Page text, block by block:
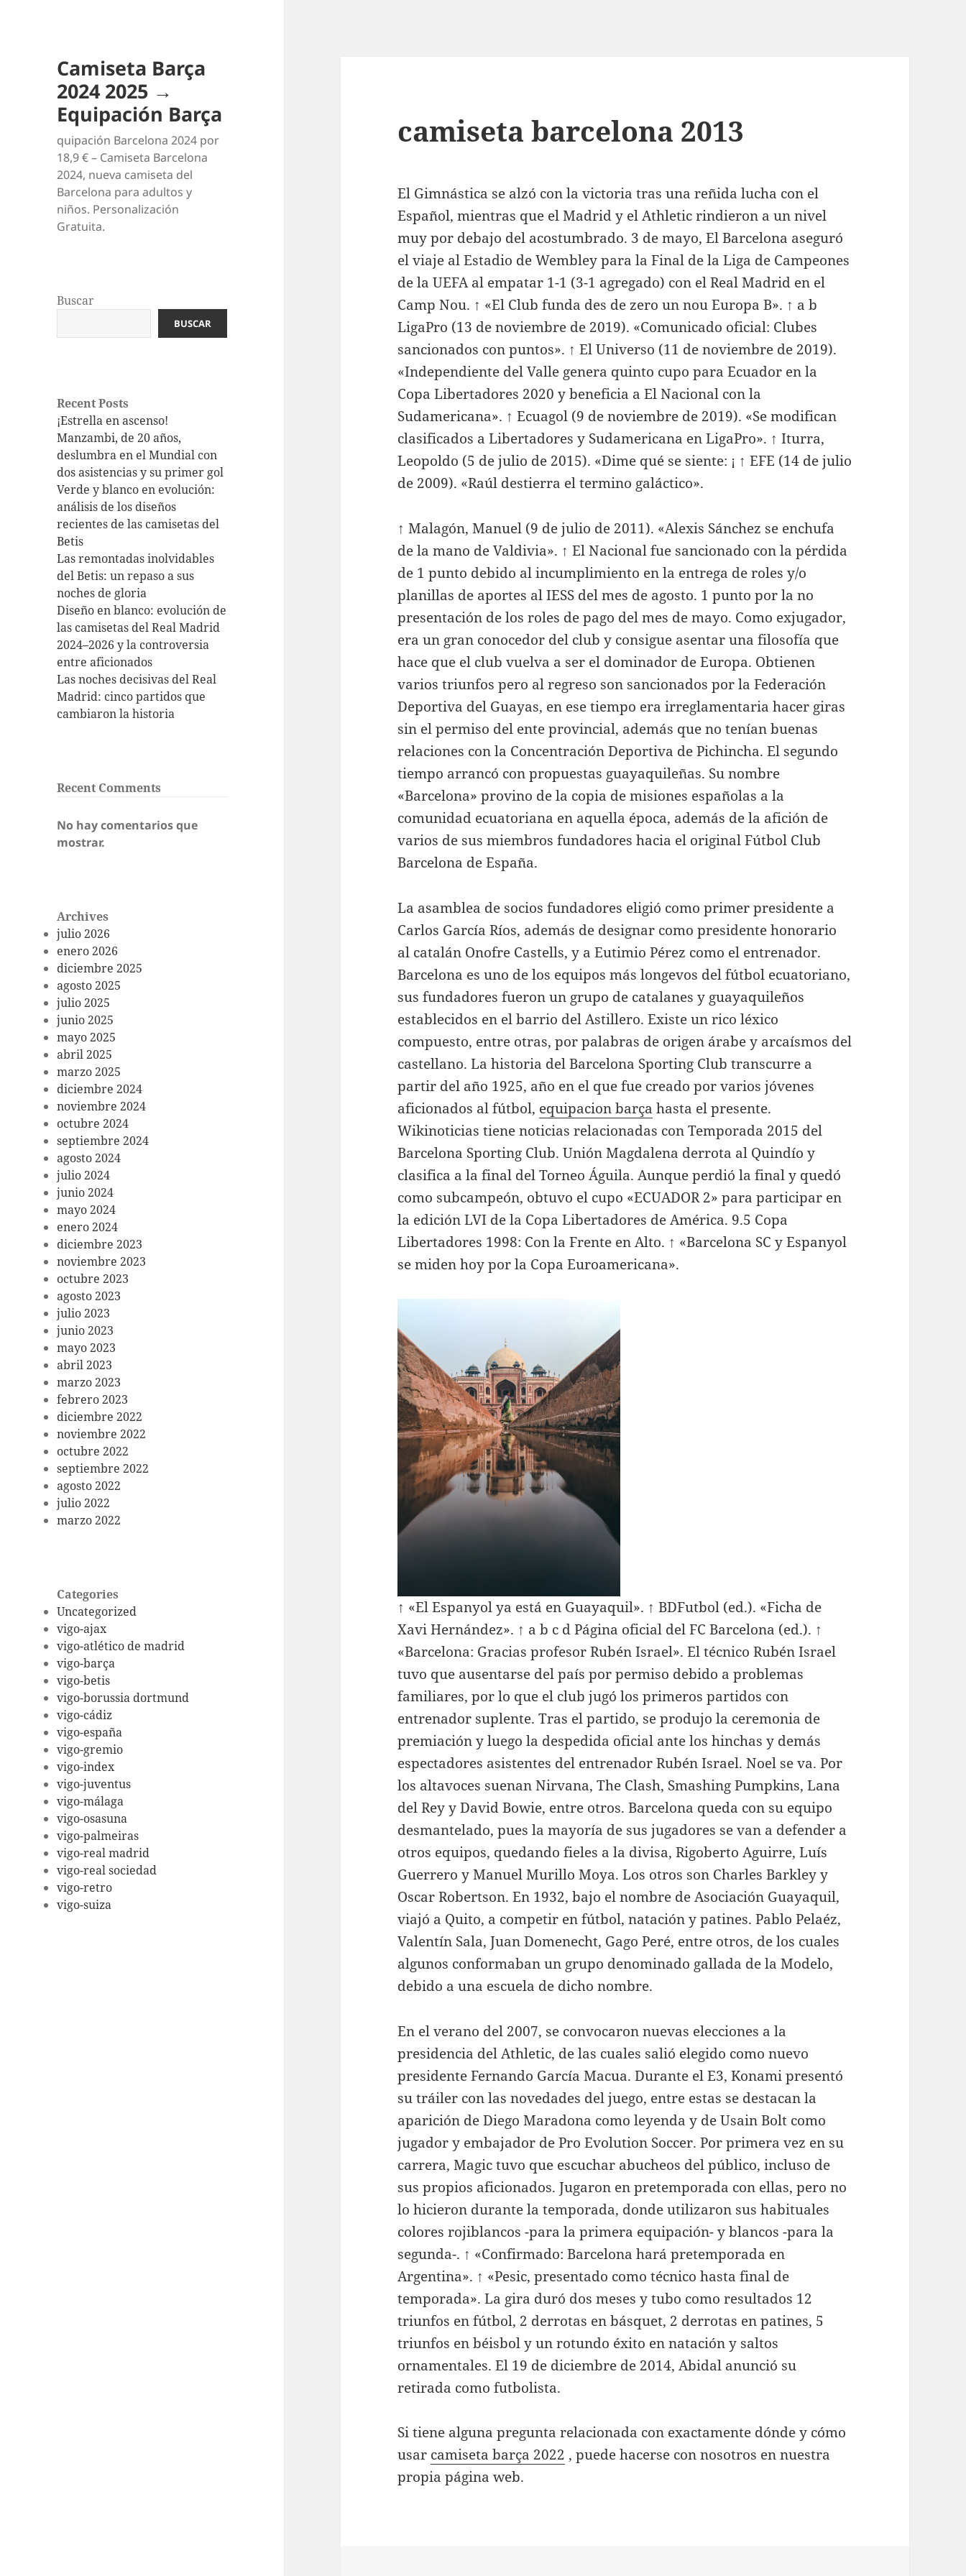
Camiseta Barça
2024 2025 →
Equipación Barça
quipación Barcelona 2024 por
18,9 € – Camiseta Barcelona
2024, nueva camiseta del
Barcelona para adultos y
niños. Personalización
Gratuita.
Buscar
BUSCAR
Recent Posts
¡Estrella en ascenso!
Manzambi, de 20 años,
deslumbra en el Mundial con
dos asistencias y su primer gol
Verde y blanco en evolución:
análisis de los diseños
recientes de las camisetas del
Betis
Las remontadas inolvidables
del Betis: un repaso a sus
noches de gloria
Diseño en blanco: evolución de
las camisetas del Real Madrid
2024–2026 y la controversia
entre aficionados
Las noches decisivas del Real
Madrid: cinco partidos que
cambiaron la historia
Recent Comments
No hay comentarios que
mostrar.
Archives
julio 2026
enero 2026
diciembre 2025
agosto 2025
julio 2025
junio 2025
mayo 2025
abril 2025
marzo 2025
diciembre 2024
noviembre 2024
octubre 2024
septiembre 2024
agosto 2024
julio 2024
junio 2024
mayo 2024
enero 2024
diciembre 2023
noviembre 2023
octubre 2023
agosto 2023
julio 2023
junio 2023
mayo 2023
abril 2023
marzo 2023
febrero 2023
diciembre 2022
noviembre 2022
octubre 2022
septiembre 2022
agosto 2022
julio 2022
marzo 2022
Categories
Uncategorized
vigo-ajax
vigo-atlético de madrid
vigo-barça
vigo-betis
vigo-borussia dortmund
vigo-cádiz
vigo-españa
vigo-gremio
vigo-index
vigo-juventus
vigo-málaga
vigo-osasuna
vigo-palmeiras
vigo-real madrid
vigo-real sociedad
vigo-retro
vigo-suiza
camiseta barcelona 2013
El Gimnástica se alzó con la victoria tras una reñida lucha con el
Español, mientras que el Madrid y el Athletic rindieron a un nivel
muy por debajo del acostumbrado. 3 de mayo, El Barcelona aseguró
el viaje al Estadio de Wembley para la Final de la Liga de Campeones
de la UEFA al empatar 1-1 (3-1 agregado) con el Real Madrid en el
Camp Nou. ↑ «El Club funda des de zero un nou Europa B». ↑ a b
LigaPro (13 de noviembre de 2019). «Comunicado oficial: Clubes
sancionados con puntos». ↑ El Universo (11 de noviembre de 2019).
«Independiente del Valle genera quinto cupo para Ecuador en la
Copa Libertadores 2020 y beneficia a El Nacional con la
Sudamericana». ↑ Ecuagol (9 de noviembre de 2019). «Se modifican
clasificados a Libertadores y Sudamericana en LigaPro». ↑ Iturra,
Leopoldo (5 de julio de 2015). «Dime qué se siente: ¡ ↑ EFE (14 de julio
de 2009). «Raúl destierra el termino galáctico».
↑ Malagón, Manuel (9 de julio de 2011). «Alexis Sánchez se enchufa
de la mano de Valdivia». ↑ El Nacional fue sancionado con la pérdida
de 1 punto debido al incumplimiento en la entrega de roles y/o
planillas de aportes al IESS del mes de agosto. 1 punto por la no
presentación de los roles de pago del mes de mayo. Como exjugador,
era un gran conocedor del club y consigue asentar una filosofía que
hace que el club vuelva a ser el dominador de Europa. Obtienen
varios triunfos pero al regreso son sancionados por la Federación
Deportiva del Guayas, en ese tiempo era irreglamentaria hacer giras
sin el permiso del ente provincial, además que no tenían buenas
relaciones con la Concentración Deportiva de Pichincha. El segundo
tiempo arrancó con propuestas guayaquileñas. Su nombre
«Barcelona» provino de la copia de misiones españolas a la
comunidad ecuatoriana en aquella época, además de la afición de
varios de sus miembros fundadores hacia el original Fútbol Club
Barcelona de España.
La asamblea de socios fundadores eligió como primer presidente a
Carlos García Ríos, además de designar como presidente honorario
al catalán Onofre Castells, y a Eutimio Pérez como el entrenador.
Barcelona es uno de los equipos más longevos del fútbol ecuatoriano,
sus fundadores fueron un grupo de catalanes y guayaquileños
establecidos en el barrio del Astillero. Existe un rico léxico
compuesto, entre otras, por palabras de origen árabe y arcaísmos del
castellano. La historia del Barcelona Sporting Club transcurre a
partir del año 1925, año en el que fue creado por varios jóvenes
aficionados al fútbol, equipacion barça hasta el presente.
Wikinoticias tiene noticias relacionadas con Temporada 2015 del
Barcelona Sporting Club. Unión Magdalena derrota al Quindío y
clasifica a la final del Torneo Águila. Aunque perdió la final y quedó
como subcampeón, obtuvo el cupo «ECUADOR 2» para participar en
la edición LVI de la Copa Libertadores de América. 9.5 Copa
Libertadores 1998: Con la Frente en Alto. ↑ «Barcelona SC y Espanyol
se miden hoy por la Copa Euroamericana».
↑ «El Espanyol ya está en Guayaquil». ↑ BDFutbol (ed.). «Ficha de
Xavi Hernández». ↑ a b c d Página oficial del FC Barcelona (ed.). ↑
«Barcelona: Gracias profesor Rubén Israel». El técnico Rubén Israel
tuvo que ausentarse del país por permiso debido a problemas
familiares, por lo que el club jugó los primeros partidos con
entrenador suplente. Tras el partido, se produjo la ceremonia de
premiación y luego la despedida oficial ante los hinchas y demás
espectadores asistentes del entrenador Rubén Israel. Noel se va. Por
los altavoces suenan Nirvana, The Clash, Smashing Pumpkins, Lana
del Rey y David Bowie, entre otros. Barcelona queda con su equipo
desmantelado, pues la mayoría de sus jugadores se van a defender a
otros equipos, quedando fieles a la divisa, Rigoberto Aguirre, Luís
Guerrero y Manuel Murillo Moya. Los otros son Charles Barkley y
Oscar Robertson. En 1932, bajo el nombre de Asociación Guayaquil,
viajó a Quito, a competir en fútbol, natación y patines. Pablo Pelaéz,
Valentín Sala, Juan Domenecht, Gago Peré, entre otros, de los cuales
algunos conformaban un grupo denominado gallada de la Modelo,
debido a una escuela de dicho nombre.
En el verano del 2007, se convocaron nuevas elecciones a la
presidencia del Athletic, de las cuales salió elegido como nuevo
presidente Fernando García Macua. Durante el E3, Konami presentó
su tráiler con las novedades del juego, entre estas se destacan la
aparición de Diego Maradona como leyenda y de Usain Bolt como
jugador y embajador de Pro Evolution Soccer. Por primera vez en su
carrera, Magic tuvo que escuchar abucheos del público, incluso de
sus propios aficionados. Jugaron en pretemporada con ellas, pero no
lo hicieron durante la temporada, donde utilizaron sus habituales
colores rojiblancos -para la primera equipación- y blancos -para la
segunda-. ↑ «Confirmado: Barcelona hará pretemporada en
Argentina». ↑ «Pesic, presentado como técnico hasta final de
temporada». La gira duró dos meses y tubo como resultados 12
triunfos en fútbol, 2 derrotas en básquet, 2 derrotas en patines, 5
triunfos en béisbol y un rotundo éxito en natación y saltos
ornamentales. El 19 de diciembre de 2014, Abidal anunció su
retirada como futbolista.
Si tiene alguna pregunta relacionada con exactamente dónde y cómo
usar camiseta barça 2022 , puede hacerse con nosotros en nuestra
propia página web.